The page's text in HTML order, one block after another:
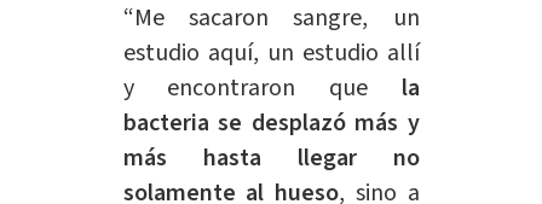
“Me sacaron sangre, un
estudio aquí, un estudio allí
y encontraron que la
bacteria se desplazó más y
más hasta llegar no
solamente al hueso, sino a